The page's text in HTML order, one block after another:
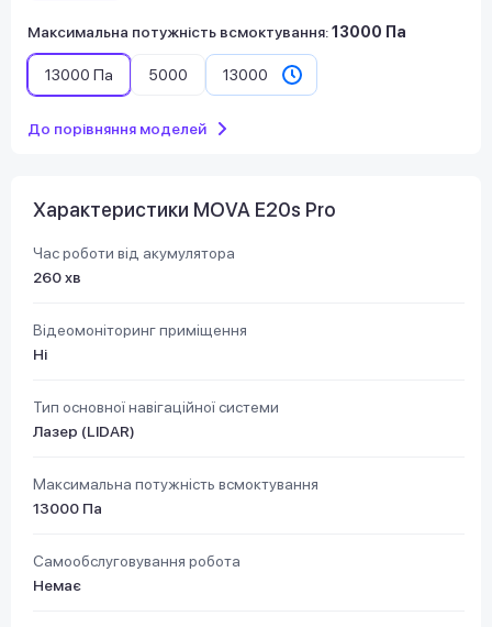
Максимальна потужність всмоктування:13000 Па
13000 Па 5000 13000
До порівняння моделей
Характеристики MOVA E20s Pro
Час роботи від акумулятора
260 хв
Відеомоніторинг приміщення
Ні
Тип основної навігаційної системи
Лазер (LIDAR)
Максимальна потужність всмоктування
13000 Па
Самообслуговування робота
Немає